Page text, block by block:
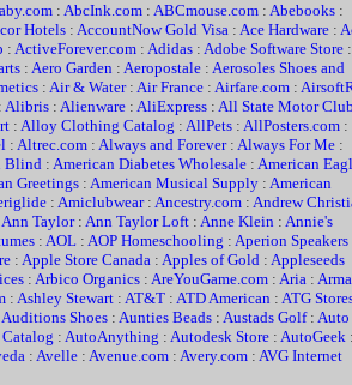
: AbcInk.com : ABCmouse.com : Abebooks :
Hotels : AccountNow Gold Visa : Ace Hardware :
: ActiveForever.com : Adidas : Adobe Software Store :
: Aero Garden : Aeropostale : Aerosoles Shoes and
: Air & Water: Air France : Airfare.com :
: Alibris : Alienware : AliExpress : All State Motor Club
: Alloy Clothing Catalog : AllPets : AllPosters.com :
: Altrec.com : Always and Forever: Always For Me :
Blind : American Diabetes Wholesale : American
Greetings : American Musical Supply : American
: Amiclubwear: Ancestry.com : Andrew
Ann Taylor: Ann Taylor Loft : Anne Klein : Annie's
: AOL : AOP Homeschooling : Aperion Speakers
: Apple Store Canada : Apples of Gold : Appleseeds
: Arbico Organics : AreYouGame.com : Aria :
: Ashley Stewart : AT&T : ATD American : ATG
Auditions Shoes : Aunties Beads : Austads Golf: Auto
: AutoAnything : Autodesk Store : AutoGeek :
: Avelle : Avenue.com : Avery.com : AVG Internet